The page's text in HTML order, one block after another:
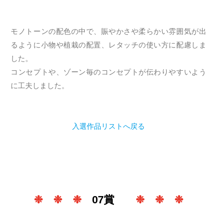
モノトーンの配色の中で、賑やかさや柔らかい雰囲気が出
るように小物や植栽の配置、レタッチの使い方に配慮しま
した。
コンセプトや、ゾーン毎のコンセプトが伝わりやすいよう
に工夫しました。
入選作品リストへ戻る
❉ ❉ ❉ 07賞 ❉ ❉ ❉